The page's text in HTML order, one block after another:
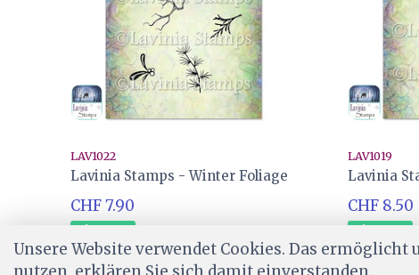
LAV1022
Lavinia Stamps - Winter Foliage
CHF 7.90
Ab Lager
LAV1019
Lavinia
CHF 8.50
Ab Lager
Unsere Website verwendet Cookies. Das